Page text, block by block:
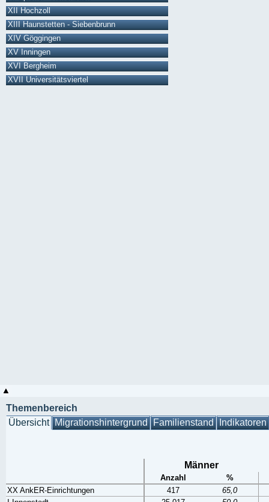
XII Hochzoll
XIII Haunstetten - Siebenbrunn
XIV Göggingen
XV Inningen
XVI Bergheim
XVII Universitätsviertel
Themenbereich
Übersicht Migrationshintergrund Familienstand Indikatoren
Männer
Anzahl
%
XX AnkER-Einrichtungen
417
65,0